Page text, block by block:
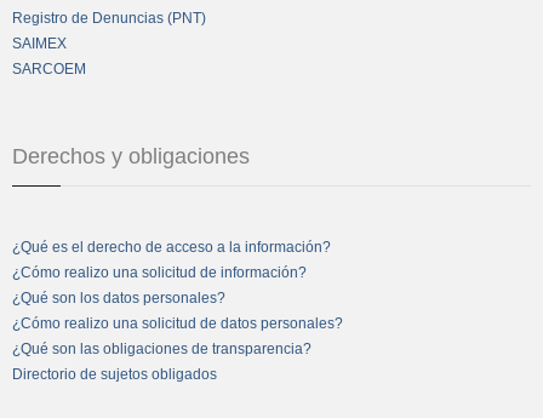
Registro de Denuncias (PNT)
SAIMEX
SARCOEM
Derechos y obligaciones
¿Qué es el derecho de acceso a la información?
¿Cómo realizo una solicitud de información?
¿Qué son los datos personales?
¿Cómo realizo una solicitud de datos personales?
¿Qué son las obligaciones de transparencia?
Directorio de sujetos obligados